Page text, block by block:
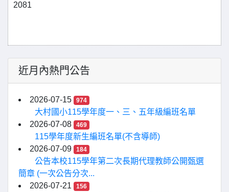
2081
近月內熱門公告
2026-07-15 974
大村國小115學年度一、三、五年級編班名單
2026-07-08
469
115學年度新生編班名單(不含導師)
2026-07-09
184
公告本校115學年第二次長期代理教師公開甄選
簡章 (一次公告分次...
2026-07-21
156